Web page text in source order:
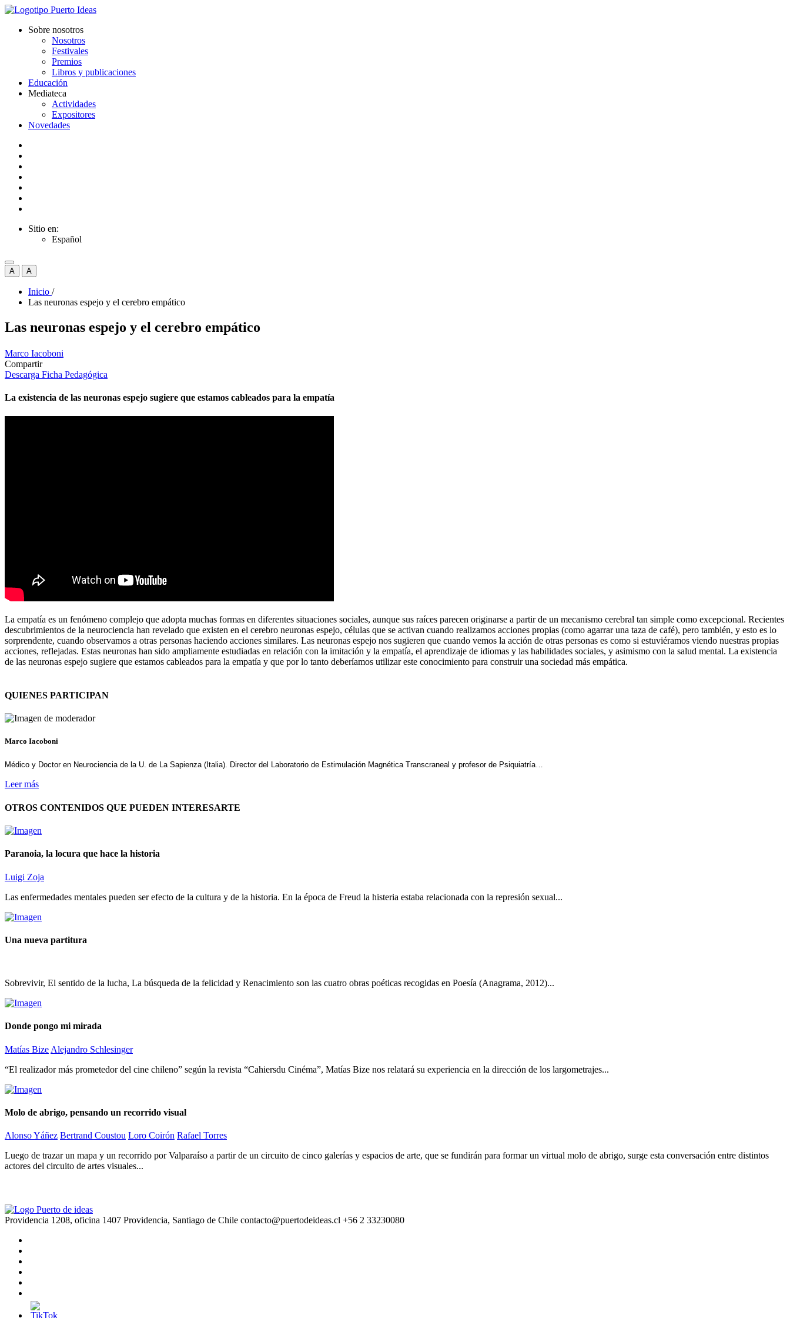
Sobre nosotros
Nosotros
Festivales
Premios
Libros y publicaciones
Educación
Mediateca
Actividades
Expositores
Novedades
Sitio en:
Español
A A
Inicio /
Las neuronas espejo y el cerebro empático
Las neuronas espejo y el cerebro empático
Marco Iacoboni
Compartir
Descarga Ficha Pedagógica
La existencia de las neuronas espejo sugiere que estamos cableados para la empatía
La empatía es un fenómeno complejo que adopta muchas formas en diferentes situaciones sociales, aunque sus raíces parecen originarse a partir de un mecanismo cerebral tan simple como excepcional. Recientes
descubrimientos de la neurociencia han revelado que existen en el cerebro neuronas espejo, células que se activan cuando realizamos acciones propias (como agarrar una taza de café), pero también, y esto es lo
sorprendente, cuando observamos a otras personas haciendo acciones similares. Las neuronas espejo nos sugieren que cuando vemos la acción de otras personas es como si estuviéramos viendo nuestras propias
acciones, reflejadas. Estas neuronas han sido ampliamente estudiadas en relación con la imitación y la empatía, el aprendizaje de idiomas y las habilidades sociales, y asimismo con la salud mental. La existencia
de las neuronas espejo sugiere que estamos cableados para la empatía y que por lo tanto deberíamos utilizar este conocimiento para construir una sociedad más empática.
QUIENES PARTICIPAN
Marco Iacoboni
Médico y Doctor en Neurociencia de la U. de La Sapienza (Italia). Director del Laboratorio de Estimulación Magnética Transcraneal y profesor de Psiquiatría…
Leer más
OTROS CONTENIDOS QUE PUEDEN INTERESARTE
Paranoia, la locura que hace la historia
Luigi Zoja
Las enfermedades mentales pueden ser efecto de la cultura y de la historia. En la época de Freud la histeria estaba relacionada con la represión sexual...
Una nueva partitura
Sobrevivir, El sentido de la lucha, La búsqueda de la felicidad y Renacimiento son las cuatro obras poéticas recogidas en Poesía (Anagrama, 2012)...
Donde pongo mi mirada
Matías Bize Alejandro Schlesinger
“El realizador más prometedor del cine chileno” según la revista “Cahiersdu Cinéma”, Matías Bize nos relatará su experiencia en la dirección de los largometrajes...
Molo de abrigo, pensando un recorrido visual
Alonso Yáñez Bertrand Coustou Loro Coirón Rafael Torres
Luego de trazar un mapa y un recorrido por Valparaíso a partir de un circuito de cinco galerías y espacios de arte, que se fundirán para formar un virtual molo de abrigo, surge esta conversación entre distintos
actores del circuito de artes visuales...
Providencia 1208, oficina 1407 Providencia, Santiago de Chile contacto@puertodeideas.cl +56 2 33230080